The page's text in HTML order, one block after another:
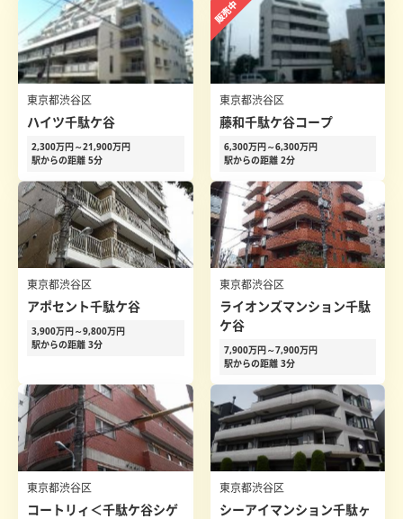
東京都渋谷区
ハイツ千駄ケ谷
2,300万円～21,900万円
駅からの距離 5分
東京都渋谷区
藤和千駄ケ谷コープ
6,300万円～6,300万円
駅からの距離 2分
東京都渋谷区
アポセント千駄ケ谷
3,900万円～9,800万円
駅からの距離 3分
東京都渋谷区
ライオンズマンション千駄
ケ谷
7,900万円～7,900万円
駅からの距離 3分
東京都渋谷区
コートリィ＜千駄ケ谷シゲ
東京都渋谷区
シーアイマンション千駄ヶ